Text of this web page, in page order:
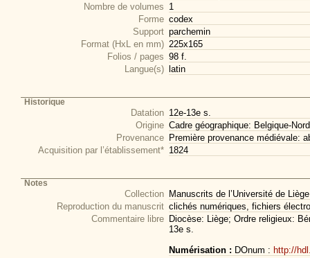
Nombre de volumes 1
Forme codex
Support parchemin
Format (HxL en mm) 225x165
Folios / pages 98 f.
Langue(s)
latin
Historique
Datation 12e-13e s.
Origine Cadre géographique: Belgique-
Provenance Première provenance médiévale:
Acquisition par l’établissement* 1824
Notes
Collection Manuscrits de l’Université de Liège
Reproduction du manuscrit clichés numériques, fichiers
Commentaire libre Diocèse: Liège; Ordre religieux:
13e s.
Numérisation : DOnum : http://